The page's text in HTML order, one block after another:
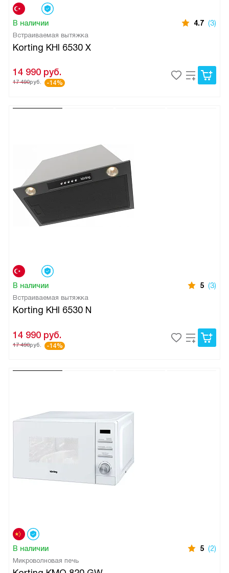
В наличии 4.7 (3)
Встраиваемая вытяжка
Korting KHI 6530 X
14 990 руб.
17 490руб. -14%
В наличии 5 (3)
Встраиваемая вытяжка
Korting KHI 6530 N
14 990 руб.
17 490руб. -14%
В наличии 5 (2)
Микроволновая печь